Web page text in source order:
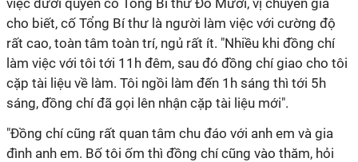
việc dưới quyền cố Tổng Bí thư Đỗ Mười, vị chuyên gia
cho biết, cố Tổng Bí thư là người làm việc với cường độ
rất cao, toàn tâm toàn trí, ngủ rất ít. "Nhiều khi đồng chí
làm việc với tôi tới 11h đêm, sau đó đồng chí giao cho tôi
cặp tài liệu về làm. Tôi ngồi làm đến 1h sáng thì tới 5h
sáng, đồng chí đã gọi lên nhận cặp tài liệu mới".
"Đồng chí cũng rất quan tâm chu đáo với anh em và gia
đình anh em. Bố tôi ốm thì đồng chí cũng vào thăm, hỏi